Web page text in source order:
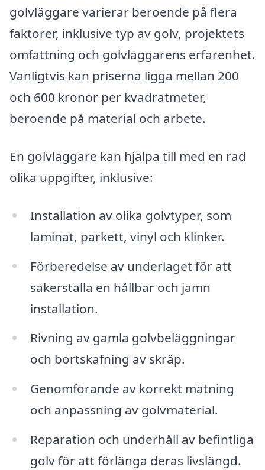
golvläggare varierar beroende på flera
faktorer, inklusive typ av golv, projektets
omfattning och golvläggarens erfarenhet.
Vanligtvis kan priserna ligga mellan 200
och 600 kronor per kvadratmeter,
beroende på material och arbete.
En golvläggare kan hjälpa till med en rad
olika uppgifter, inklusive:
Installation av olika golvtyper, som
laminat, parkett, vinyl och klinker.
Förberedelse av underlaget för att
säkerställa en hållbar och jämn
installation.
Rivning av gamla golvbeläggningar
och bortskafning av skräp.
Genomförande av korrekt mätning
och anpassning av golvmaterial.
Reparation och underhåll av befintliga
golv för att förlänga deras livslängd.